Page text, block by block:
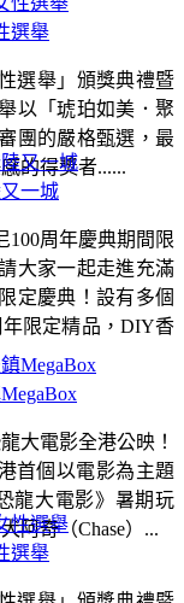
選舉
選舉」頒獎典禮暨
以「琥珀如美．聚
團的嚴格甄選，最
的得獎者......
大電影全港公映！
首個以電影為主題
龍大電影》暑期玩
阿奇（Chase）...
一城
100周年慶典期間限
大家一起走進充滿
定慶典！設有多個
限定精品，DIY香
選舉